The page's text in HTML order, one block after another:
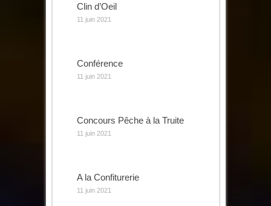
Clin d’Oeil
11 juin 2021
Conférence
11 juin 2021
Concours Pêche à la Truite
11 juin 2021
A la Confiturerie
11 juin 2021